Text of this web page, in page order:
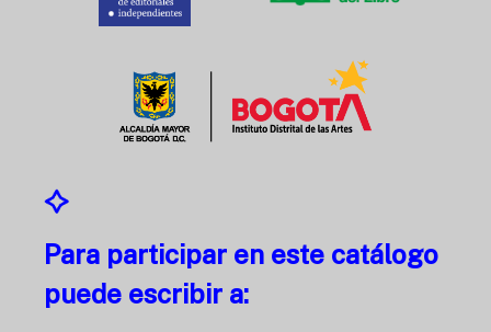
Para participar en este catálogo
puede escribir a: